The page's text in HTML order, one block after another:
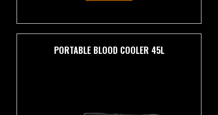
PORTABLE BLOOD COOLER 45L